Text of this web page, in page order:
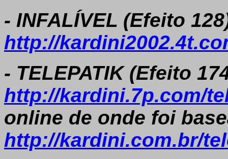
- INFALÍVEL (Efeito
http://
- TELEPATIK (Efeito
http://kardini.7p.com/
online de onde foi
http://kardini.com.br/